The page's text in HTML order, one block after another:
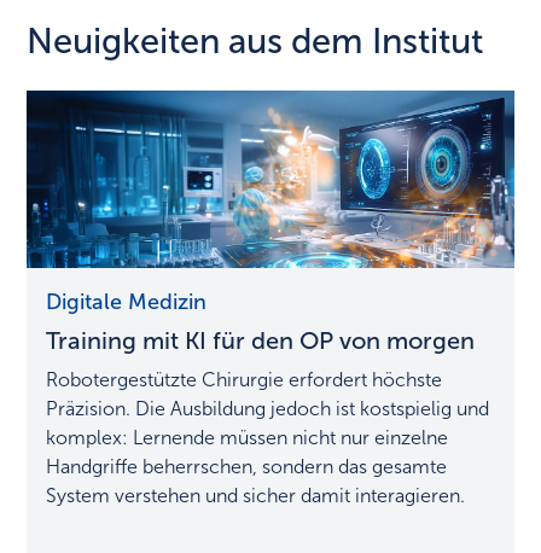
Neuigkeiten aus dem Institut
mit
für
den
OP
von
morgen
Digitale Medizin
Training mit KI für den OP von morgen
Robotergestützte Chirurgie erfordert höchste
Präzision. Die Ausbildung jedoch ist kostspielig und
komplex: Lernende müssen nicht nur einzelne
Handgriffe beherrschen, sondern das gesamte
System verstehen und sicher damit interagieren.